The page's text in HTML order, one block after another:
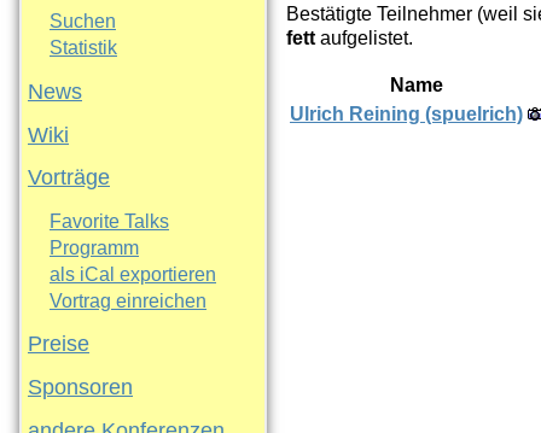
Suchen
Statistik
News
Wiki
Vorträge
Favorite Talks
Programm
als iCal exportieren
Vortrag einreichen
Preise
Sponsoren
Bestätigte Teilnehmer (weil
fett aufgelistet.
Name
Ulrich Reining (‎spuelrich‎)